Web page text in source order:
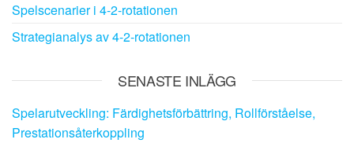
Spelscenarier i 4-2-rotationen
Strategianalys av 4-2-rotationen
SENASTE INLÄGG
Spelarutveckling: Färdighetsförbättring, Rollförståelse,
Prestationsåterkoppling